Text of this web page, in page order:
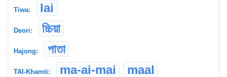
Tiwa: lai
Deori: চ্চিয়া
Hajong: পাতা
TAI-Khamti: ma-ai-mai maal